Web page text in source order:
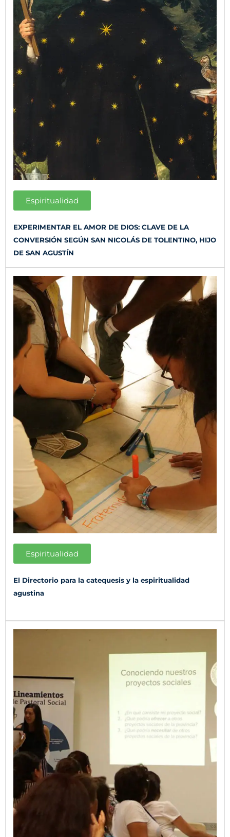
Espiritualidad
EXPERIMENTAR EL AMOR DE DIOS: CLAVE DE LA
CONVERSIÓN SEGÚN SAN NICOLÁS DE TOLENTINO, HIJO
DE SAN AGUSTÍN
Espiritualidad
El Directorio para la catequesis y la espiritualidad
agustina